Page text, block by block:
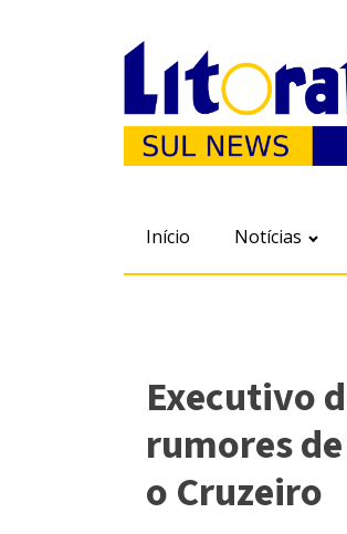
Início Notícias
Executivo
rumores
o Cruzeiro